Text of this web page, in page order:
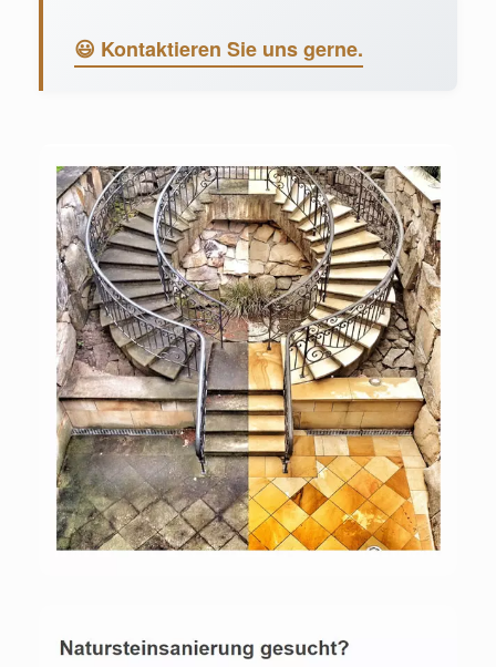
😃 Kontaktieren Sie uns gerne.